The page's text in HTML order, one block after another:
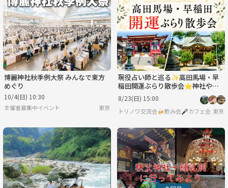
博麗神社秋季例大祭 みんなで東方
めぐり
10/4(日) 10:30
主催者募集中イベント 東京
現役占い師と巡る✨高田馬場・早
稲田開運ぶらり散歩会⭐神社や街
中を散策でゆったり休日✨初参加
歓迎⭐女性参加大歓迎
8/23(日) 15:00
トリノワ交流会🍻飲み会🎤カフェ会☕️カラ
東京